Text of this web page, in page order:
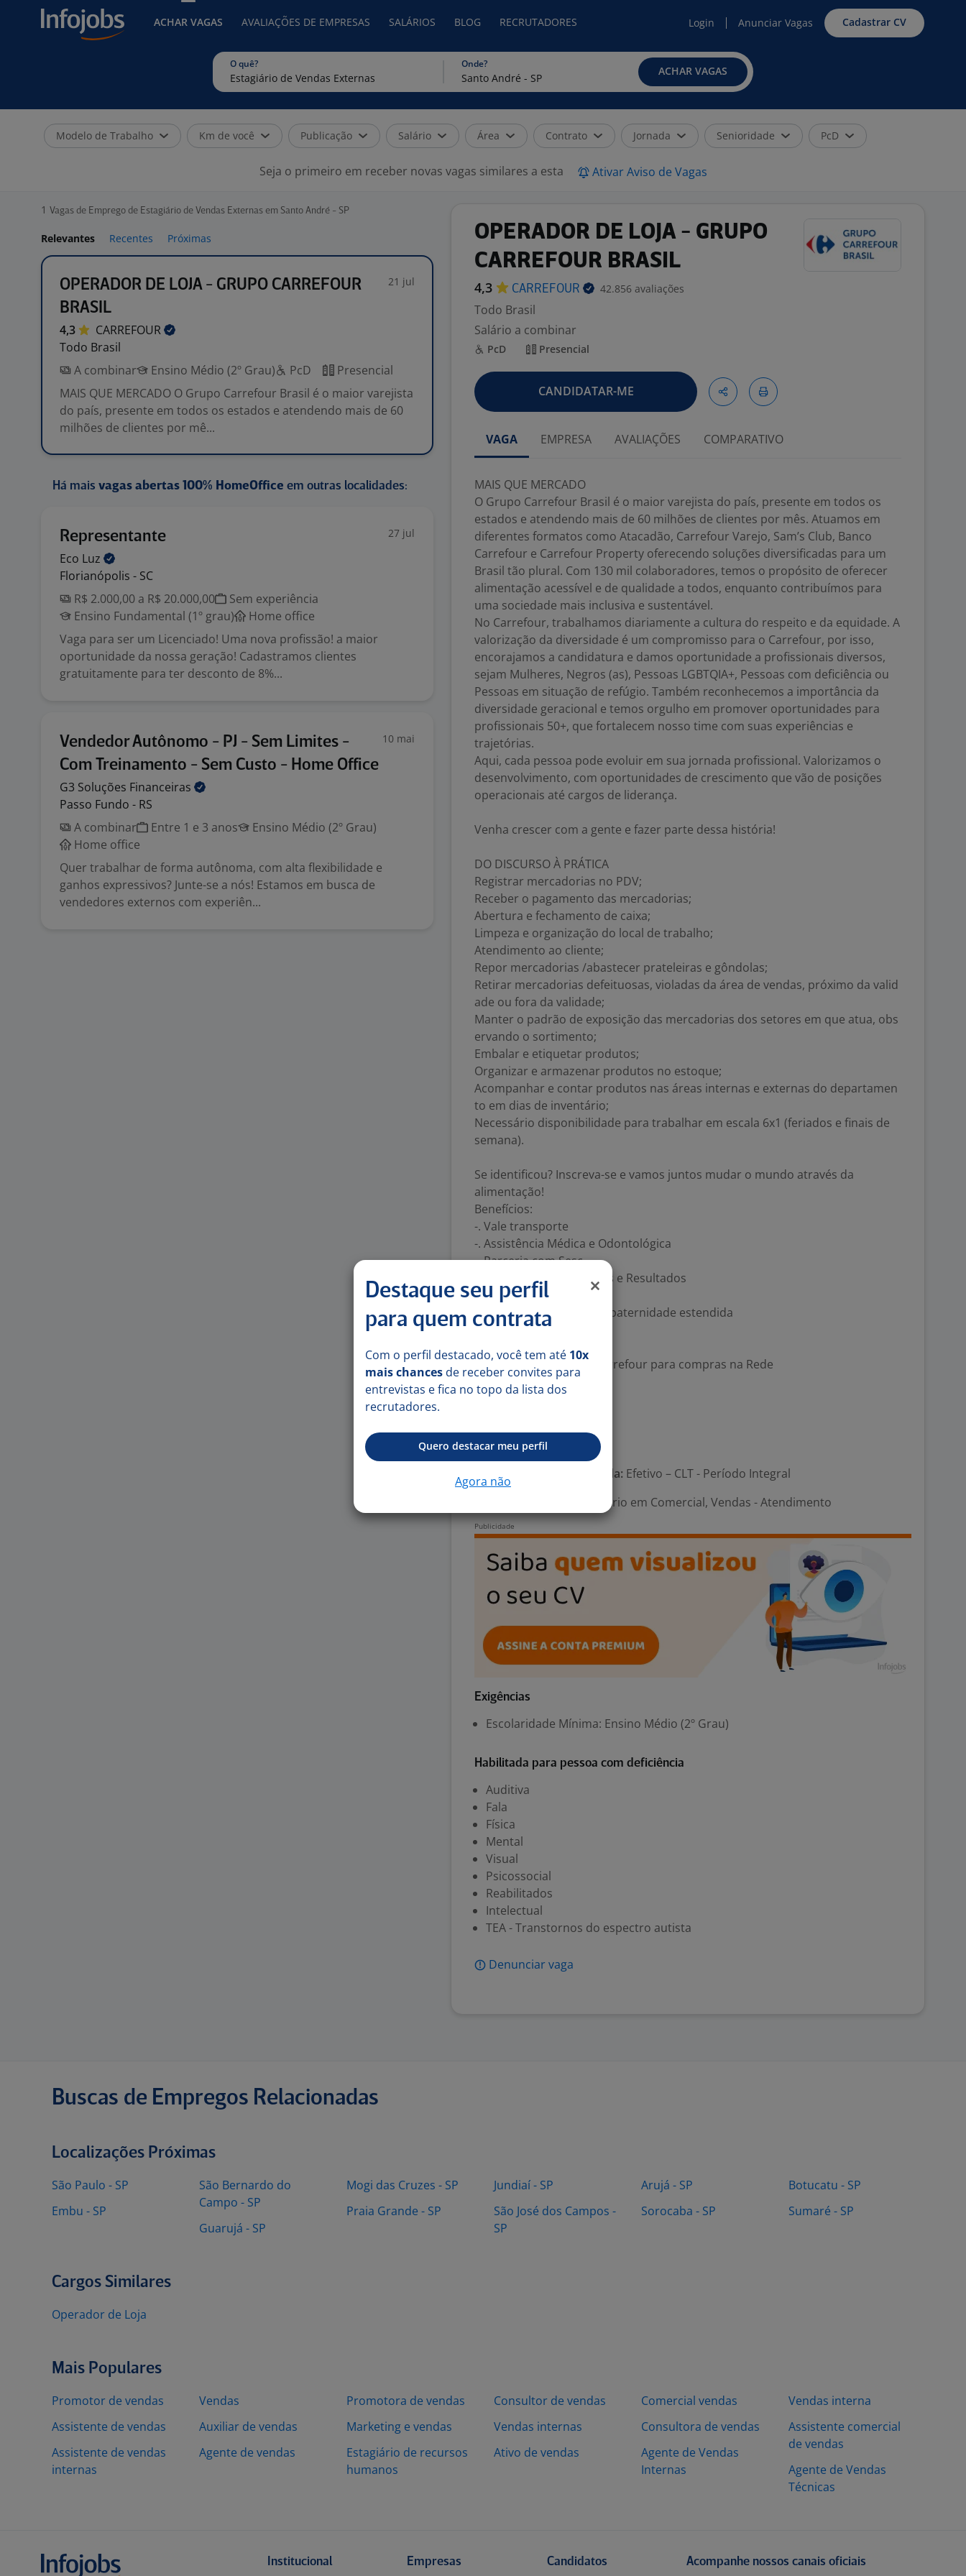
ACHAR VAGAS AVALIAÇÕES DE EMPRESAS SALÁRIOS BLOG RECRUTADORES Login Anunciar Vagas Cadastrar CV
O quê? Onde?
ACHAR VAGAS
Modelo de Trabalho Km de você Publicação Salário Área Contrato Jornada Senioridade PcD
Seja o primeiro em receber novas vagas similares a esta Ativar Aviso de Vagas
1 Vagas de Emprego de Estagiário de Vendas Externas em Santo André - SP
Relevantes Recentes Próximas
OPERADOR DE LOJA - GRUPO CARREFOUR
BRASIL
21 jul
4,3
CARREFOUR
Todo Brasil
A combinar
Ensino Médio (2º Grau) PcD
Presencial
MAIS QUE MERCADO O Grupo Carrefour Brasil é o maior varejista
do país, presente em todos os estados e atendendo mais de 60
milhões de clientes por mê...
Há mais vagas abertas 100% HomeOffice em outras localidades:
Representante 27 jul
Eco Luz
Florianópolis - SC
R$ 2.000,00 a R$ 20.000,00
Sem experiência
Ensino Fundamental (1º grau)
Home office
Vaga para ser um Licenciado! Uma nova profissão! a maior
oportunidade da nossa geração! Cadastramos clientes
gratuitamente para ter desconto de 8%...
Vendedor Autônomo - PJ - Sem Limites -
Com Treinamento - Sem Custo - Home Office
10 mai
G3 Soluções Financeiras
Passo Fundo - RS
A combinar
Entre 1 e 3 anos
Ensino Médio (2º Grau)
Home office
Quer trabalhar de forma autônoma, com alta flexibilidade e
ganhos expressivos? Junte-se a nós! Estamos em busca de
vendedores externos com experiên...
OPERADOR DE LOJA - GRUPO
CARREFOUR BRASIL
4,3 CARREFOUR 42.856 avaliações
Todo Brasil
Salário a combinar
PcD Presencial
CANDIDATAR-ME
VAGA EMPRESA AVALIAÇÕES COMPARATIVO
MAIS QUE MERCADO
O Grupo Carrefour Brasil é o maior varejista do país, presente em todos os
estados e atendendo mais de 60 milhões de clientes por mês. Atuamos em
diferentes formatos como Atacadão, Carrefour Varejo, Sam’s Club, Banco
Carrefour e Carrefour Property oferecendo soluções diversificadas para um
Brasil tão plural. Com 130 mil colaboradores, temos o propósito de oferecer
alimentação acessível e de qualidade a todos, enquanto contribuímos para
uma sociedade mais inclusiva e sustentável.
No Carrefour, trabalhamos diariamente a cultura do respeito e da equidade. A
valorização da diversidade é um compromisso para o Carrefour, por isso,
encorajamos a candidatura e damos oportunidade a profissionais diversos,
sejam Mulheres, Negros (as), Pessoas LGBTQIA+, Pessoas com deficiência ou
Pessoas em situação de refúgio. Também reconhecemos a importância da
diversidade geracional e temos orgulho em promover oportunidades para
profissionais 50+, que fortalecem nosso time com suas experiências e
trajetórias.
Aqui, cada pessoa pode evoluir em sua jornada profissional. Valorizamos o
desenvolvimento, com oportunidades de crescimento que vão de posições
operacionais até cargos de liderança.
Venha crescer com a gente e fazer parte dessa história!
DO DISCURSO À PRÁTICA
Registrar mercadorias no PDV;
Receber o pagamento das mercadorias;
Abertura e fechamento de caixa;
Limpeza e organização do local de trabalho;
Atendimento ao cliente;
Repor mercadorias /abastecer prateleiras e gôndolas;
Retirar mercadorias defeituosas, violadas da área de vendas, próximo da valid
ade ou fora da validade;
Manter o padrão de exposição das mercadorias dos setores em que atua, obs
ervando o sortimento;
Embalar e etiquetar produtos;
Organizar e armazenar produtos no estoque;
Acompanhar e contar produtos nas áreas internas e externas do departamen
to em dias de inventário;
Necessário disponibilidade para trabalhar em escala 6x1 (feriados e finais de
semana).
Se identificou? Inscreva-se e vamos juntos mudar o mundo através da
alimentação!
Benefícios:
-. Vale transporte
-. Assistência Médica e Odontológica
-. Parceria com Sesc
-. Participação nos Lucros e Resultados
-. Seguro de Vida
-. Licença maternidade e paternidade estendida
-. Convênio Farmácia
-. Reembolso ótica
-. Desconto no cartão Carrefour para compras na Rede
-. Totalpass
-. Previdência Privada
Número de vagas:
Tipo de contrato e Jornada: Efetivo – CLT - Período Integral
Estagiário em Comercial, Vendas - Atendimento
Exigências
Escolaridade Mínima: Ensino Médio (2º Grau)
Habilitada para pessoa com deficiência
Auditiva
Fala
Física
Mental
Visual
Psicossocial
Reabilitados
Intelectual
TEA - Transtornos do espectro autista
Denunciar vaga
Buscas de Empregos Relacionadas
Localizações Próximas
São Paulo - SP
Embu - SP
São Bernardo do
Campo - SP
Guarujá - SP
Mogi das Cruzes - SP
Praia Grande - SP
Jundiaí - SP
São José dos Campos -
SP
Arujá - SP
Sorocaba - SP
Botucatu - SP
Sumaré - SP
Cargos Similares
Operador de Loja
Mais Populares
Promotor de vendas
Assistente de vendas
Assistente de vendas
internas
Vendas
Auxiliar de vendas
Agente de vendas
Promotora de vendas
Marketing e vendas
Estagiário de recursos
humanos
Consultor de vendas
Vendas internas
Ativo de vendas
Comercial vendas
Consultora de vendas
Agente de Vendas
Internas
Vendas interna
Assistente comercial
de vendas
Agente de Vendas
Técnicas
Destaque seu perfil
para quem contrata
Com o perfil destacado, você tem até 10x
mais chances de receber convites para
entrevistas e fica no topo da lista dos
recrutadores.
Quero destacar meu perfil
Agora não
Institucional Empresas Candidatos Acompanhe nossos canais oficiais